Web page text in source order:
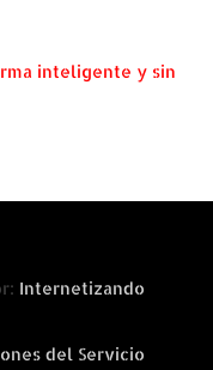
inteligente y sin
Internetizando
del Servicio